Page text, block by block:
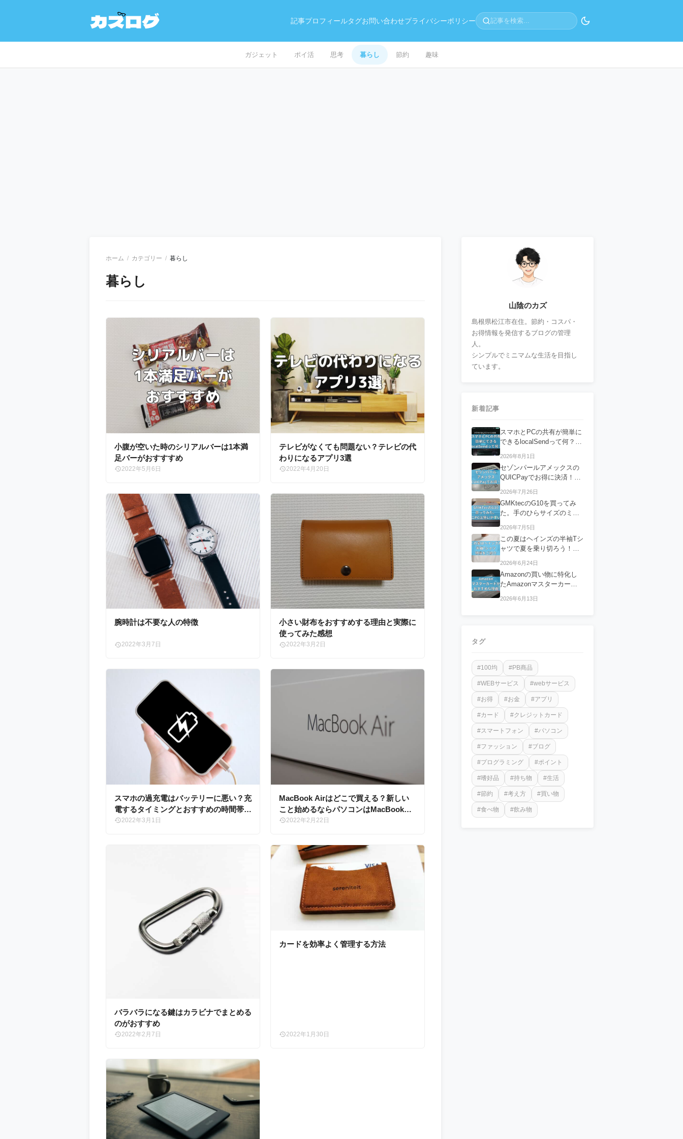
記事を検索...
記事プロフィールタグお問い合わせプライバシーポリシー
ガジェット ポイ活 思考 暮らし 節約 趣味
ホーム カテゴリー 暮らし
暮らし
小腹が空いた時のシリアルバーは1本満
足バーがおすすすめ
2022年5月6日
テレビがなくても問題ない？テレビの代
わりになるアプリ3選
2022年4月20日
腕時計は不要な人の特徴
2022年3月7日
小さい財布をおすすめする理由と実際に
使ってみた感想
2022年3月2日
スマホの過充電はバッテリーに悪い？充
電するタイミングとおすすめの時間帯を
ご紹介
2022年3月1日
MacBook Airはどこで買える？新しい
こと始めるならパソコンはMacBook
Airで十分
2022年2月22日
バラバラになる鍵はカラビナでまとめる
のがおすすめ
2022年2月7日
カードを効率よく管理する方法
2022年1月30日
山陰のカズ
島根県松江市在住。節約・コスパ・
お得情報を発信するブログの管理
人。
シンプルでミニマムな生活を目指し
ています。
新着記事
スマホとPCの共有が簡単に
できるlocalSendって何？フ
2026年8月1日
セゾンパールアメックスの
QUICPayでお得に決済！特
2026年7月26日
GMKtecのG10を買ってみ
た。手のひらサイズのミニ
2026年7月5日
この夏はヘインズの半袖Tシ
ャツで夏を乗り切ろう！特
2026年6月24日
Amazonの買い物に特化し
たAmazonマスターカード
2026年6月13日
タグ
#100均 #PB商品
#WEBサービス #webサービス
#お得 #お金 #アプリ
#カード #クレジットカード
#スマートフォン #パソコン
#ファッション #ブログ
#プログラミング #ポイント
#嗜好品 #持ち物 #生活
#節約 #考え方 #買い物
#食べ物 #飲み物